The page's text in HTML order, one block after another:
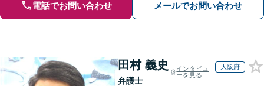
電話でお問い合わせ メールでお問い合わせ
田村 義史
弁護士
インタビュ
ーを見る
大阪府